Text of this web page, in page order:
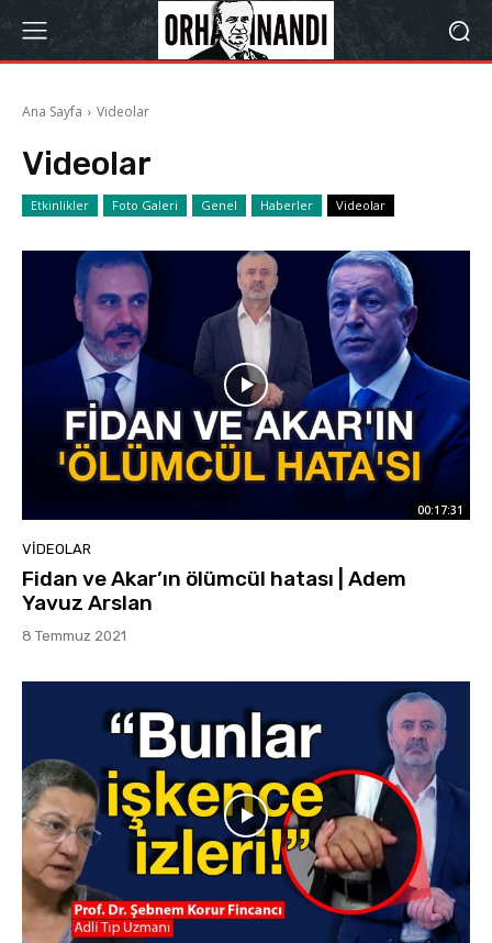
Ana Sayfa Videolar
Videolar
Etkinlikler Foto Galeri Genel Haberler Videolar
00:17:31
VIDEOLAR
Fidan ve Akar’ın ölümcül hatası | Adem
Yavuz Arslan
8 Temmuz 2021